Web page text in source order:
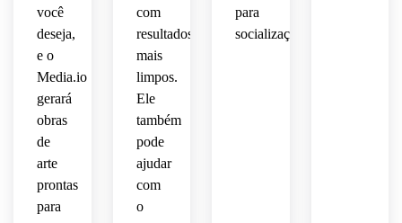
impressível.
você
deseja,
e o
Media.io
gerará
obras
de
arte
prontas
para
com
resultados
mais
limpos.
Ele
também
pode
ajudar
com
o
para
socialização.